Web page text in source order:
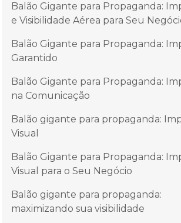
Balão Gigante para Propaganda:
e Visibilidade Aérea para Seu
Balão Gigante para Propaganda:
Garantido
Balão Gigante para Propaganda:
na Comunicação
Balão gigante para propaganda:
Visual
Balão Gigante para Propaganda:
Visual para o Seu Negócio
Balão gigante para propaganda:
maximizando sua visibilidade